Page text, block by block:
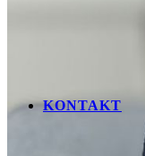
KONTAKT